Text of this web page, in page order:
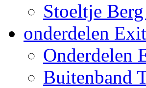
Stoeltje
onderdelen
Onderdelen
Buitenband